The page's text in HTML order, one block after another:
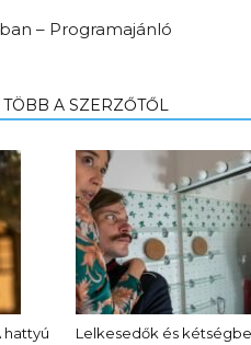
– Programajánló
TÖBB A SZERZŐTŐL
hattyú
Lelkesedők és